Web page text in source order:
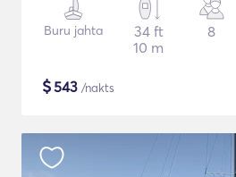
Buru jahta
34 ft
10 m
8
$543 /nakts